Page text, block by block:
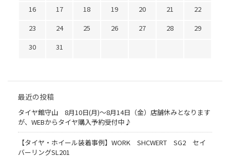
16
17 18 19 20 21
22
23
24 25 26 27 28
29
30
31
最近の投稿
タイヤ館守山 8月10日(月)～8月14日（金）店舗休みとなります
が、WEBからタイヤ購入予約受付中♪
【タイヤ・ホイール装着事例】WORK SHCWERT SG2 セイ
バーリングSL201